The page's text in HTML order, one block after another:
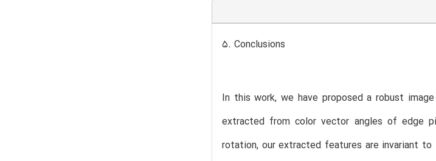
5. Conclusions
In this work, we have proposed a robust
extracted from color vector angles of edge
rotation, our extracted features are invariant